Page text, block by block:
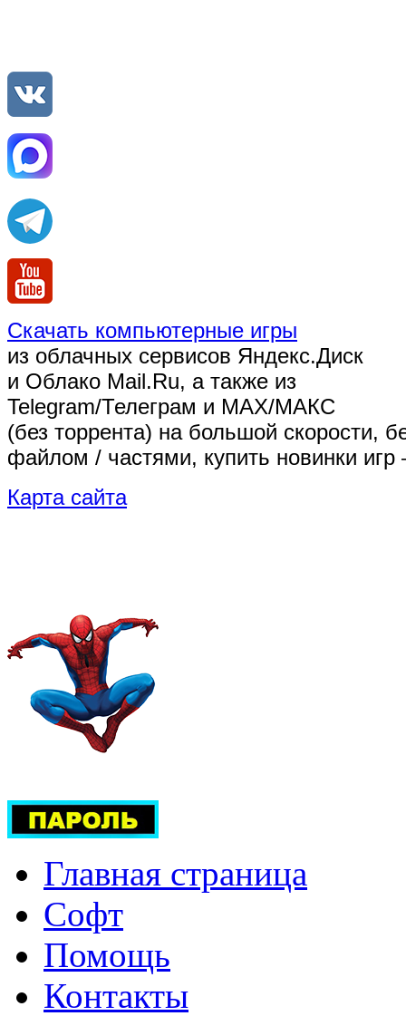
Скачать компьютерные игры
из облачных сервисов Яндекс.Диск
и Облако Mail.Ru, а также из
Telegram/Телеграм и MAX/МАКС
(без торрента) на большой скорости,
файлом / частями, купить новинки
Карта сайта
Главная страница
Софт
Помощь
Контакты